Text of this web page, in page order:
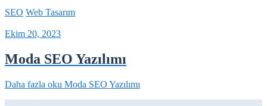
SEO Web Tasarım
Ekim 20, 2023
Moda SEO Yazılımı
Daha fazla oku Moda SEO Yazılımı